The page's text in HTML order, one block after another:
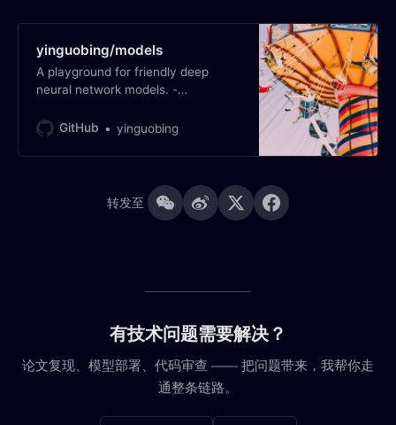
yinguobing/models
A playground for friendly deep
neural network models. -
GitHub
yinguobing
转发至
有技术问题需要解决？
论文复现、模型部署、代码审查 —— 把问题带来，我帮你走
通整条链路。